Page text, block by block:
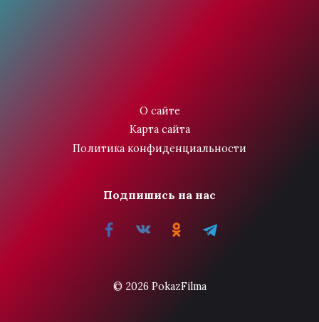
О сайте
Карта сайта
Политика конфиденциальности
Подпишись на нас
© 2026 PokazFilma